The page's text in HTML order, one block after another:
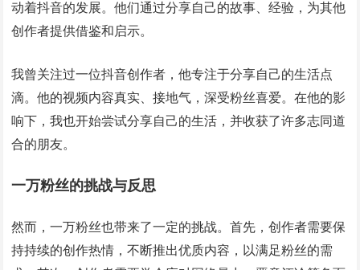
动着抖音的发展。他们通过分享自己的故事、经验，为其他
创作者提供借鉴和启示。
我曾关注过一位抖音创作者，他专注于分享自己的生活点
滴。他的视频内容真实、接地气，深受粉丝喜爱。在他的影
响下，我也开始尝试分享自己的生活，并收获了许多志同道
合的朋友。
一万粉丝的挑战与反思
然而，一万粉丝也带来了一定的挑战。首先，创作者需要保
持持续的创作热情，不断推出优质内容，以满足粉丝的需